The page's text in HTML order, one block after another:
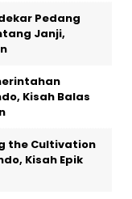
Pedang
Janji,
Kisah Balas
the Cultivation
Kisah Epik